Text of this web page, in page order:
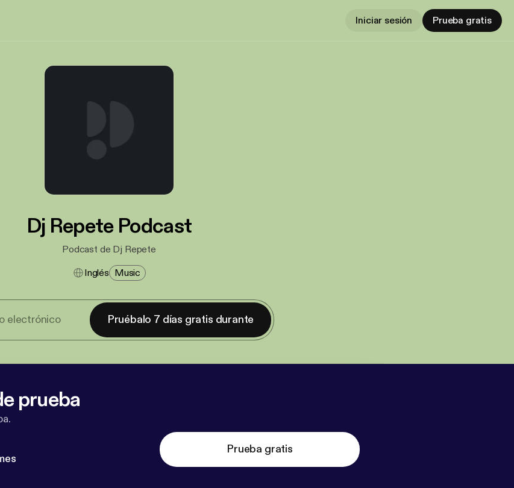
Iniciar sesión Prueba gratis
Dj Repete Podcast
Podcast de Dj Repete
Inglés Music
Pruébalo 7 días gratis durante
prueba
Prueba gratis